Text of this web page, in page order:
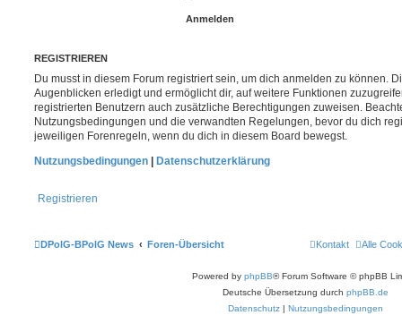
REGISTRIEREN
Du musst in diesem Forum registriert sein, um dich anmelden zu können.
Augenblicken erledigt und ermöglicht dir, auf weitere Funktionen
registrierten Benutzern auch zusätzliche Berechtigungen zuweisen.
Nutzungsbedingungen und die verwandten Regelungen, bevor du dich
jeweiligen Forenregeln, wenn du dich in diesem Board bewegst.
Nutzungsbedingungen
Datenschutzerklärung
Registrieren
DPolG-BPolG News Foren-Übersicht Alle
Kontakt
Powered by phpBB® Forum Software © phpBB
Deutsche Übersetzung durch phpBB.de
Datenschutz | Nutzungsbedingungen